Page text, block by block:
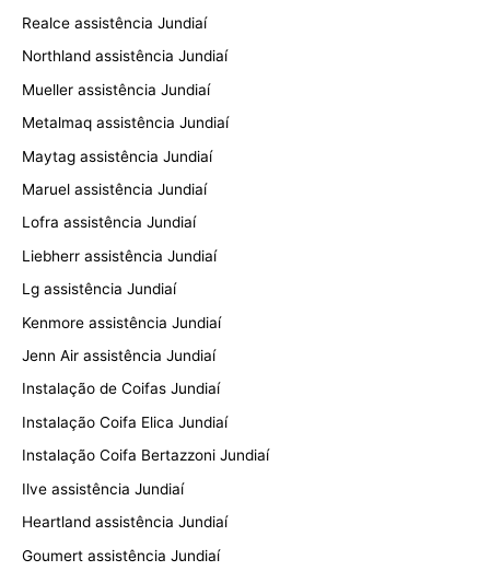
Realce assistência Jundiaí
Northland assistência Jundiaí
Mueller assistência Jundiaí
Metalmaq assistência Jundiaí
Maytag assistência Jundiaí
Maruel assistência Jundiaí
Lofra assistência Jundiaí
Liebherr assistência Jundiaí
Lg assistência Jundiaí
Kenmore assistência Jundiaí
Jenn Air assistência Jundiaí
Instalação de Coifas Jundiaí
Instalação Coifa Elica Jundiaí
Instalação Coifa Bertazzoni Jundiaí
Ilve assistência Jundiaí
Heartland assistência Jundiaí
Goumert assistência Jundiaí